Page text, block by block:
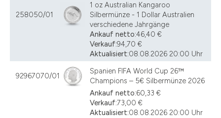
258050/01
1 oz Australian Kangaroo
Silbermünze - 1 Dollar Australien
verschiedene Jahrgänge
Ankauf netto:46,40 €
Verkauf:94,70 €
Aktualisiert:08.08.2026 20:00 Uhr
92967070/01
Spanien FIFA World Cup 26™
Champions – 5€ Silbermünze 2026
Ankauf netto:60,33 €
Verkauf:73,00 €
Aktualisiert:08.08.2026 20:00 Uhr